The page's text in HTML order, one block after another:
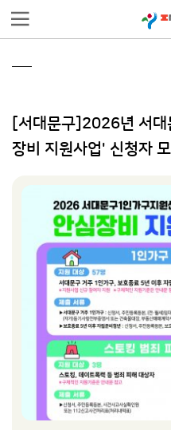
[서대문구]2026년 서대
장비 지원사업' 신청자